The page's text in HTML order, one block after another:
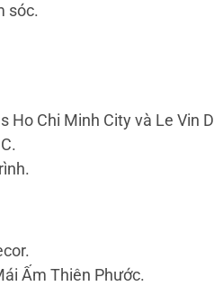
sóc.
Ho Chi Minh City và Le Vin
Ấm Thiên Phước.